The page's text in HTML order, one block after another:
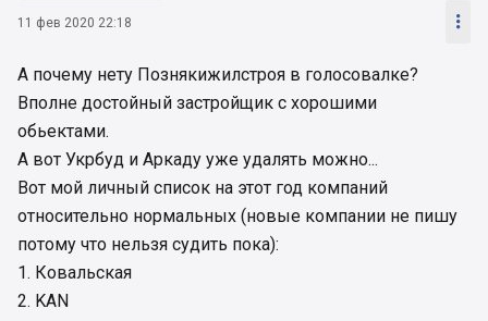
11 фев 2020 22:18 
А почему нету Познякижилстроя в голосовалке?
Вполне достойный застройщик с хорошими
обьектами.
А вот Укрбуд и Аркаду уже удалять можно...
Вот мой личный список на этот год компаний
относительно нормальных (новые компании не пишу
потому что нельзя судить пока):
1. Ковальская
2. KAN